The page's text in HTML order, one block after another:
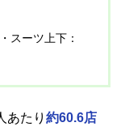
スーツ上下：
あたり 約60.6店